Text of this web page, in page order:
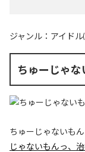
ジャンル： アイド
ちゅーじゃ
ちゅーじゃないも
じゃないもんっ、